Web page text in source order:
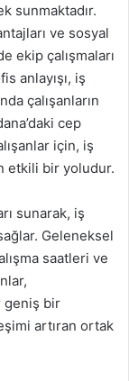
sunmaktadır.
ve sosyal
ekip çalışmaları
anlayışı, iş
çalışanların
cep
için, iş
etkili bir yoludur.
sunarak, iş
Geleneksel
saatleri ve
geniş bir
artıran ortak